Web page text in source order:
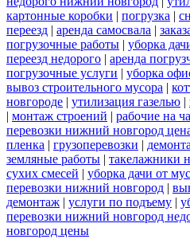
картонные коробки | погрузка |
переезд | аренда самосвала |
погрузочные работы | уборка
переезд недорого | аренда
погрузочные услуги | уборка
вывоз строительного мусора |
новгороде | утилизация газелью |
| монтаж строений | рабочие на
перевозки нижний новгород
пленка | грузоперевозки |
земляные работы | такелажники
сухих смесей | уборка дачи от
перевозки нижний новгород |
демонтаж | услуги по подъему |
перевозки нижний новгород
новгород цены